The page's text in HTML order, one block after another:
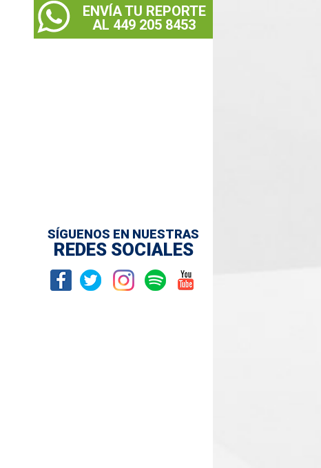
ENVÍA TU REPORTE
AL 449 205 8453
SÍGUENOS EN NUESTRAS
REDES SOCIALES